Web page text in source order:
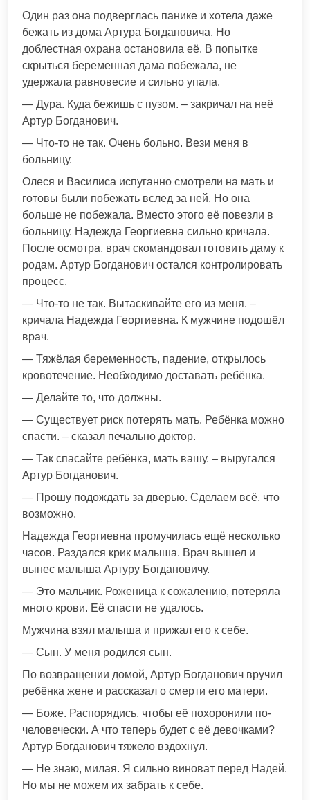
Один раз она подверглась панике и хотела даже
бежать из дома Артура Богдановича. Но
доблестная охрана остановила её. В попытке
скрыться беременная дама побежала, не
удержала равновесие и сильно упала.
— Дура. Куда бежишь с пузом. – закричал на неё
Артур Богданович.
— Что-то не так. Очень больно. Вези меня в
больницу.
Олеся и Василиса испуганно смотрели на мать и
готовы были побежать вслед за ней. Но она
больше не побежала. Вместо этого её повезли в
больницу. Надежда Георгиевна сильно кричала.
После осмотра, врач скомандовал готовить даму к
родам. Артур Богданович остался контролировать
процесс.
— Что-то не так. Вытаскивайте его из меня. –
кричала Надежда Георгиевна. К мужчине подошёл
врач.
— Тяжёлая беременность, падение, открылось
кровотечение. Необходимо доставать ребёнка.
— Делайте то, что должны.
— Существует риск потерять мать. Ребёнка можно
спасти. – сказал печально доктор.
— Так спасайте ребёнка, мать вашу. – выругался
Артур Богданович.
— Прошу подождать за дверью. Сделаем всё, что
возможно.
Надежда Георгиевна промучилась ещё несколько
часов. Раздался крик малыша. Врач вышел и
вынес малыша Артуру Богдановичу.
— Это мальчик. Роженица к сожалению, потеряла
много крови. Её спасти не удалось.
Мужчина взял малыша и прижал его к себе.
— Сын. У меня родился сын.
По возвращении домой, Артур Богданович вручил
ребёнка жене и рассказал о смерти его матери.
— Боже. Распорядись, чтобы её похоронили по-
человечески. А что теперь будет с её девочками?
Артур Богданович тяжело вздохнул.
— Не знаю, милая. Я сильно виноват перед Надей.
Но мы не можем их забрать к себе.